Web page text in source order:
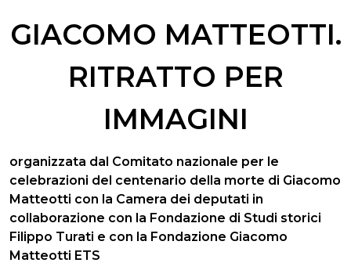
GIACOMO MATTEOTTI.
RITRATTO PER
IMMAGINI
organizzata dal Comitato nazionale per le
celebrazioni del centenario della morte di Giacomo
Matteotti con la Camera dei deputati in
collaborazione con la Fondazione di Studi storici
Filippo Turati e con la Fondazione Giacomo
Matteotti ETS